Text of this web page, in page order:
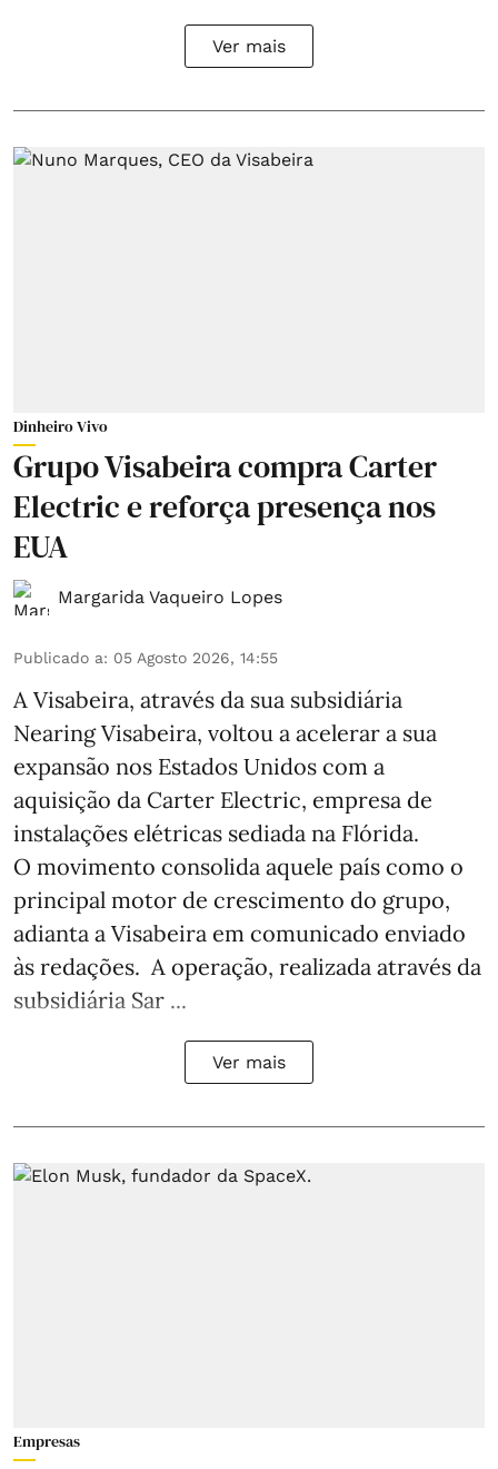
Ver mais
Dinheiro Vivo
Grupo Visabeira compra Carter
Electric e reforça presença nos
EUA
Margarida Vaqueiro Lopes
Publicado a: 05 Agosto 2026, 14:55
A Visabeira, através da sua subsidiária
Nearing Visabeira, voltou a acelerar a sua
expansão nos Estados Unidos com a
aquisição da Carter Electric, empresa de
instalações elétricas sediada na Flórida.
O movimento consolida aquele país como o
principal motor de crescimento do grupo,
adianta a Visabeira em comunicado enviado
às redações. A operação, realizada através da
subsidiária Sar ...
Ver mais
Empresas